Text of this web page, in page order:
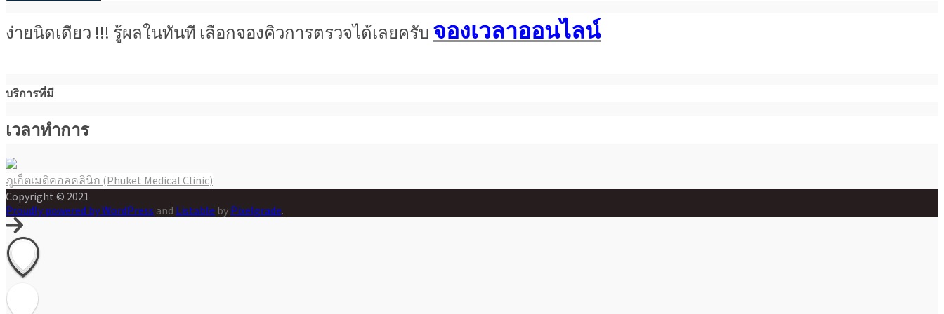
ง่ายนิดเดียว !!! รู้ผลในทันที เลือกจองคิวการตรวจได้เลยครับ จองเวลาออนไลน์
บริการที่มี
เวลาทำการ
แนะแนว
เรื่อง
ภูเก็ตเมดิคอลคลินิก (Phuket Medical Clinic)
Copyright © 2021
Proudly powered by WordPress and Listable by Pixelgrade.